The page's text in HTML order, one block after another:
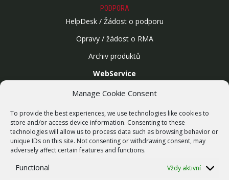
Manage Cookie Consent
To provide the best experiences, we use technologies like cookies to
store and/or access device information. Consenting to these
technologies will allow us to process data such as browsing behavior or
unique IDs on this site. Not consenting or withdrawing consent, may
adversely affect certain features and functions.
Functional Vždy aktivní
PODPORA
HelpDesk / Žádost o podporu
Opravy / žádost o RMA
Archiv produktů
WebService
Bezdrátové sítě
Zakázková výroba
Report zranitelnosti
O NÁS